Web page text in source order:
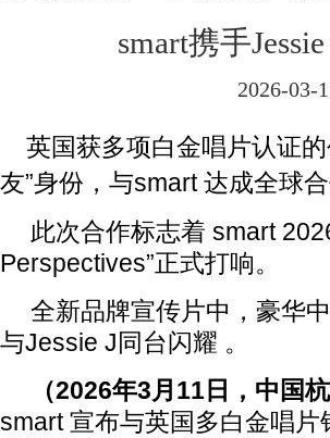
smart携手
2026-03-
英国获多项白金唱片认证
友”身份，与smart 达成全球合
此次合作标志着 smart
Perspectives”正式打响。
全新品牌宣传片中，豪华
与Jessie J同台闪耀 。
（2026年3月 11 日，中国杭
smart 宣布与英国多白金唱